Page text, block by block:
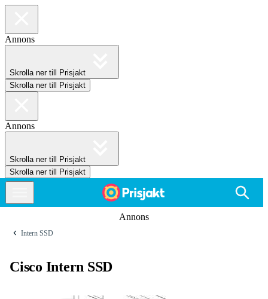
Annons
Skrolla ner till Prisjakt
Skrolla ner till Prisjakt
Annons
Skrolla ner till Prisjakt
Skrolla ner till Prisjakt
Annons
Intern SSD
Cisco Intern SSD